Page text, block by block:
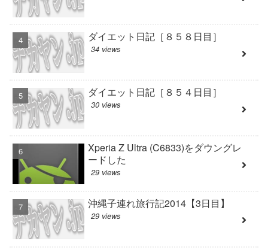
ダイエット日記［８５８日目］
34 views
ダイエット日記［８５４日目］
30 views
Xperia Z Ultra (C6833)をダウングレ
ードした
29 views
沖縄子連れ旅行記2014【3日目】
29 views